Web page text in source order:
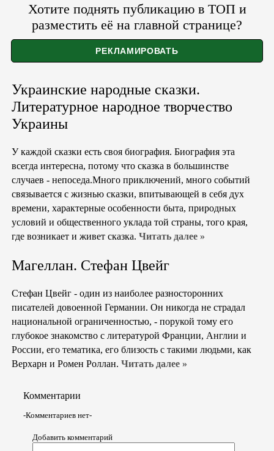
Хотите поднять публикацию в ТОП и
разместить её на главной странице?
Украинские народные сказки.
Литературное народное творчество
Украины
У каждой сказки есть своя биография. Биография эта
всегда интересна, потому что сказка в большинстве
случаев - непоседа.Много приключений, много событий
связывается с жизнью сказки, впитывающей в себя дух
времени, характерные особенности быта, природных
условий и общественного уклада той страны, того края,
где возникает и живет сказка. Читать далее »
Магеллан. Стефан Цвейг
Стефан Цвейг - один из наиболее разносторонних
писателей довоенной Германии. Он никогда не страдал
национальной ограниченностью, - порукой тому его
глубокое знакомство с литературой Франции, Англии и
России, его тематика, его близость с такими людьми, как
Верхарн и Ромен Роллан. Читать далее »
Комментарии
-Комментариев нет-
Добавить комментарий